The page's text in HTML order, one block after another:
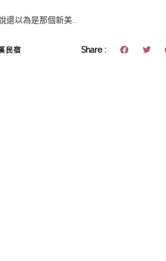
還以為是那個新美...
民宿 Share :